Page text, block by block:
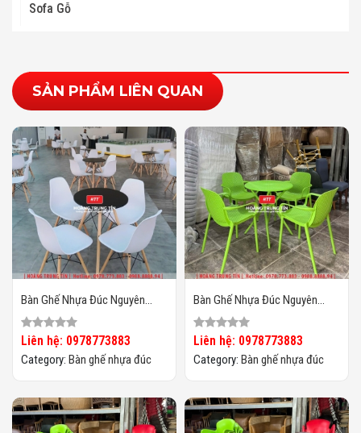
Sofa Gỗ
SẢN PHẨM LIÊN QUAN
Bàn Ghế Nhựa Đúc Nguyên
Khối HTT08
Liên hệ: 0978773883
Category: Bàn ghế nhựa đúc
Bàn Ghế Nhựa Đúc Nguyên
Khối HTT07
Liên hệ: 0978773883
Category: Bàn ghế nhựa đúc